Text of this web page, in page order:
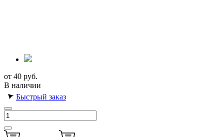
от 40 руб.
В наличии
Быстрый заказ